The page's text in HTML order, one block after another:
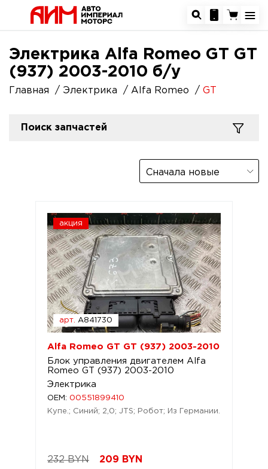
Электрика Alfa Romeo GT GT
(937) 2003-2010 б/у
Главная Электрика Alfa Romeo GT
Поиск запчастей
Сначала новые
акция
арт. A841730
Alfa Romeo GT GT (937) 2003-2010
Блок управления двигателем Alfa
Romeo GT (937) 2003-2010
Электрика
OEM: 00551899410
Купе.; Синий; 2,0; JTS; Робот; Из Германии.
232 BYN 209 BYN